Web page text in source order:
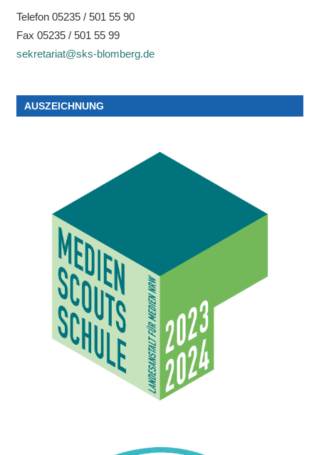
Telefon 05235 / 501 55 90
Fax 05235 / 501 55 99
sekretariat@sks-blomberg.de
AUSZEICHNUNG